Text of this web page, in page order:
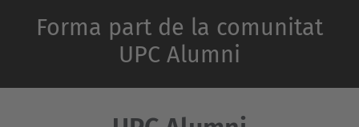
Forma part de la comunitat
UPC Alumni
UPC Alumni